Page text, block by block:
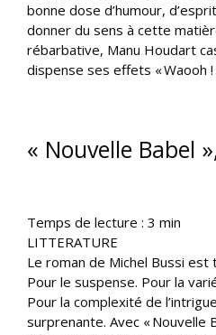
bonne dose d’humour,
donner du sens à cette
rébarbative, Manu Houdart
dispense ses effets « Waooh !
« Nouvelle Babel
Temps de lecture : 3 min
LITTERATURE
Le roman de Michel Bussi
Pour le suspense. Pour la
Pour la complexité de
surprenante. Avec « Nouvelle